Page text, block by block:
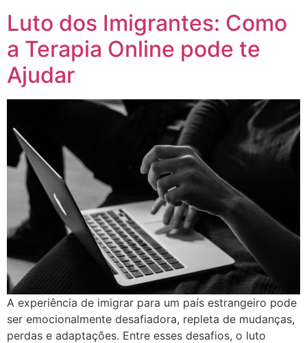
Luto dos Imigrantes: Como
a Terapia Online pode te
Ajudar
A experiência de imigrar para um país estrangeiro pode
ser emocionalmente desafiadora, repleta de mudanças,
perdas e adaptações. Entre esses desafios, o luto